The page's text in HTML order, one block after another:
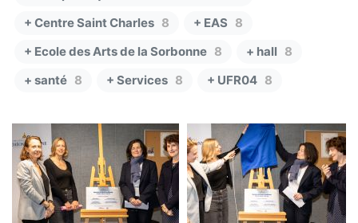
+ Centre Saint Charles 8 + EAS 8
+ Ecole des Arts de la Sorbonne 8 + hall 8
+ santé 8 + Services 8 + UFR04 8